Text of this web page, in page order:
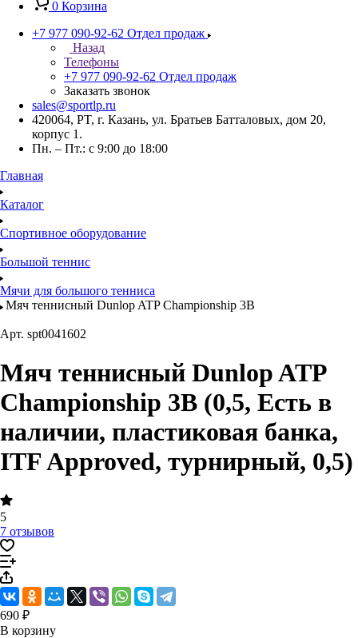
0 Корзина
+7 977 090-92-62 Отдел продаж
Назад
Телефоны
+7 977 090-92-62 Отдел продаж
Заказать звонок
sales@sportlp.ru
420064, PT, г. Казань, ул. Братьев Батталовых, дом 20,
корпус 1.
Пн. – Пт.: с 9:00 до 18:00
Главная
Каталог
Спортивное оборудование
Большой теннис
Мячи для большого тенниса
Мяч теннисный Dunlop ATP Championship 3B
Арт. spt0041602
Мяч теннисный Dunlop ATP
Championship 3B (0,5, Есть в
наличии, пластиковая банка,
ITF Approved, турнирный, 0,5)
5
7 отзывов
690 ₽
В корзину